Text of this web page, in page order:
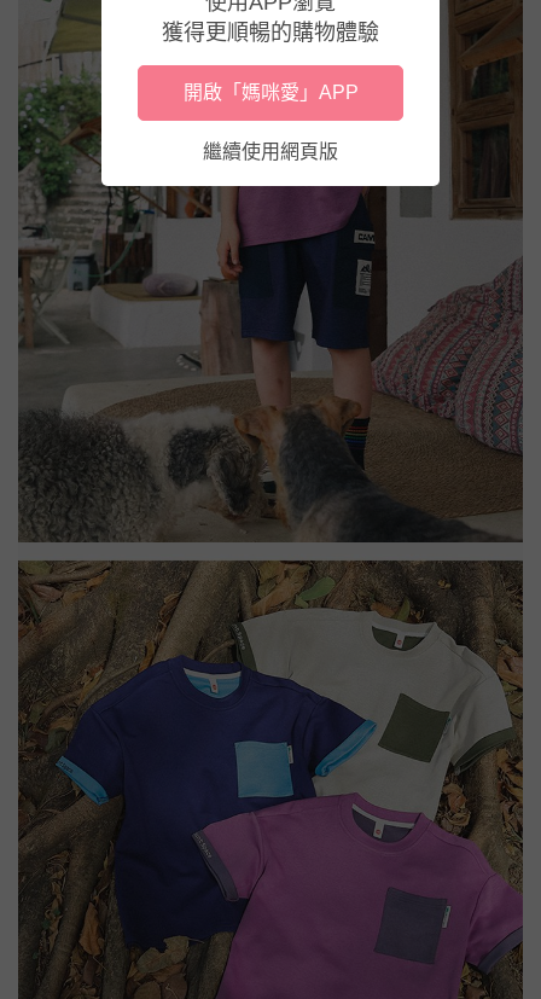
獲得更順暢的購物體驗
開啟「媽咪愛」APP
繼續使用網頁版